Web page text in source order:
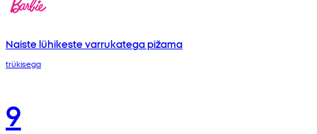
Naiste lühikeste varrukatega pižama
trükisega
9